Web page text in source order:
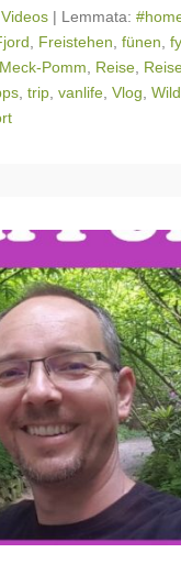
| Lemmata:
Freistehen fünen
Pomm Reise
trip vanlife Vlog